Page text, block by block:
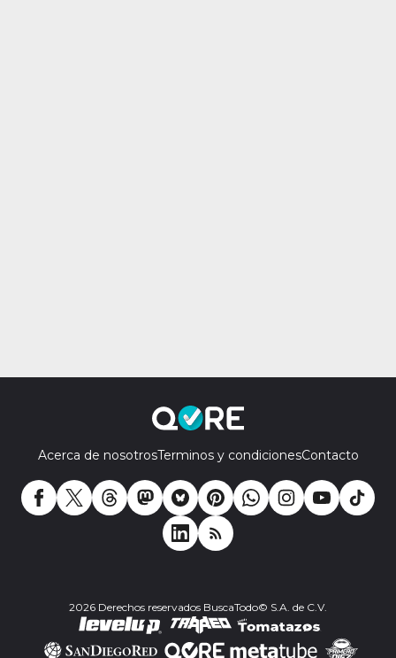
Acerca de nosotrosTerminos y condicionesContacto
2026 Derechos reservados BuscaTodo© S.A. de C.V.